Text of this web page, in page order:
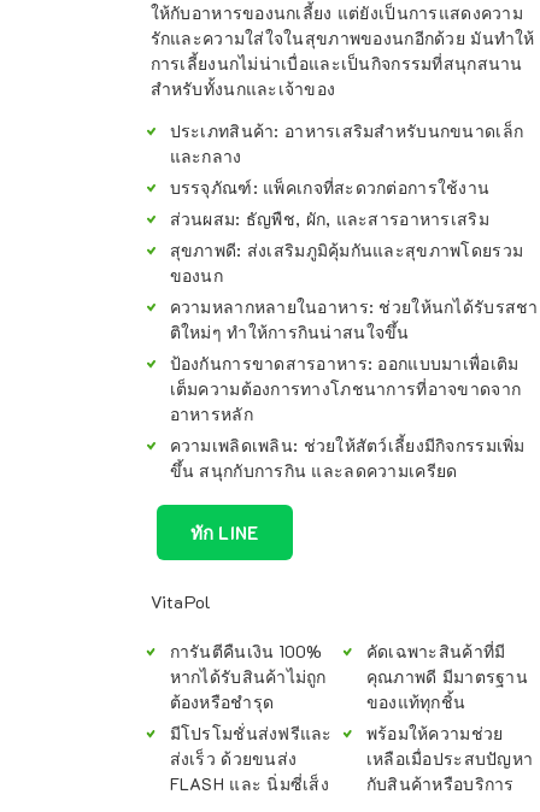
ให้กับอาหารของนกเลี้ยง แต่ยังเป็นการแสดงความ
รักและความใส่ใจในสุขภาพของนกอีกด้วย มันทำให้
การเลี้ยงนกไม่น่าเบื่อและเป็นกิจกรรมที่สนุกสนาน
สำหรับทั้งนกและเจ้าของ
ประเภทสินค้า: อาหารเสริมสำหรับนกขนาดเล็ก
และกลาง
บรรจุภัณฑ์: แพ็คเกจที่สะดวกต่อการใช้งาน
ส่วนผสม: ธัญพืช, ผัก, และสารอาหารเสริม
สุขภาพดี: ส่งเสริมภูมิคุ้มกันและสุขภาพโดยรวม
ของนก
ความหลากหลายในอาหาร: ช่วยให้นกได้รับรสชา
ติใหม่ๆ ทำให้การกินน่าสนใจขึ้น
ป้องกันการขาดสารอาหาร: ออกแบบมาเพื่อเติม
เต็มความต้องการทางโภชนาการที่อาจขาดจาก
อาหารหลัก
ความเพลิดเพลิน: ช่วยให้สัตว์เลี้ยงมีกิจกรรมเพิ่ม
ขึ้น สนุกกับการกิน และลดความเครียด
ทัก LINE
VitaPol
การันตีคืนเงิน 100%
หากได้รับสินค้าไม่ถูก
ต้องหรือชำรุด
มีโปรโมชั่นส่งฟรีและ
ส่งเร็ว ด้วยขนส่ง
FLASH และ นิ่มซี่เส็ง
คัดเฉพาะสินค้าที่มี
คุณภาพดี มีมาตรฐาน
ของแท้ทุกชิ้น
พร้อมให้ความช่วย
เหลือเมื่อประสบปัญหา
กับสินค้าหรือบริการ